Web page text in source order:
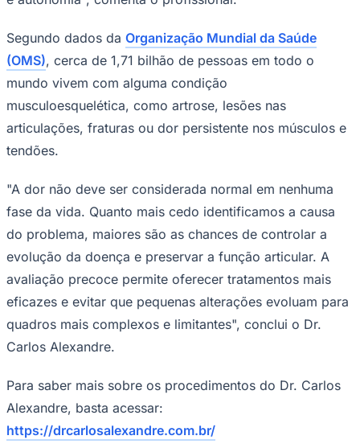
Fluminense
Segundo dados da Organização Mundial da Saúde
(OMS), cerca de 1,71 bilhão de pessoas em todo o
mundo vivem com alguma condição
musculoesquelética, como artrose, lesões nas
articulações, fraturas ou dor persistente nos músculos e
tendões.
"A dor não deve ser considerada normal em nenhuma
fase da vida. Quanto mais cedo identificamos a causa
do problema, maiores são as chances de controlar a
evolução da doença e preservar a função articular. A
avaliação precoce permite oferecer tratamentos mais
eficazes e evitar que pequenas alterações evoluam para
quadros mais complexos e limitantes", conclui o Dr.
Carlos Alexandre.
Para saber mais sobre os procedimentos do Dr. Carlos
Alexandre, basta acessar:
https://drcarlosalexandre.com.br/